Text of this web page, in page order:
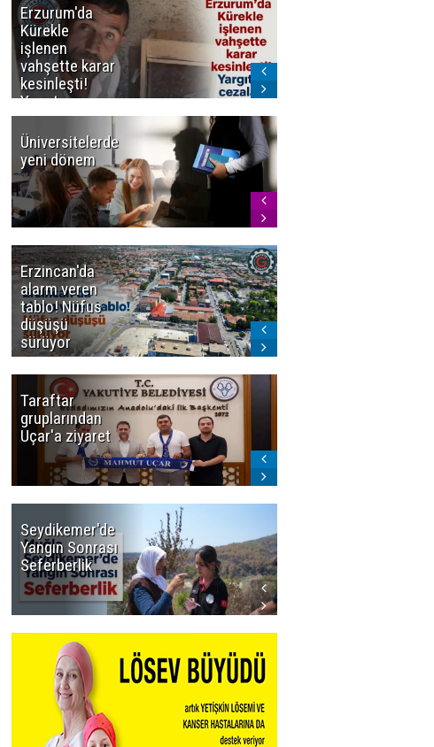
Erzurum'da
Kürekle
işlenen
vahşette karar
kesinleşti!
Yargıtay
cezaları onadı
Üniversitelerde
yeni dönem
Erzincan'da
alarm veren
tablo! Nüfus
düşüşü
sürüyor
Taraftar
gruplarından
Uçar'a ziyaret
Seydikemer'de
Yangın Sonrası
Seferberlik